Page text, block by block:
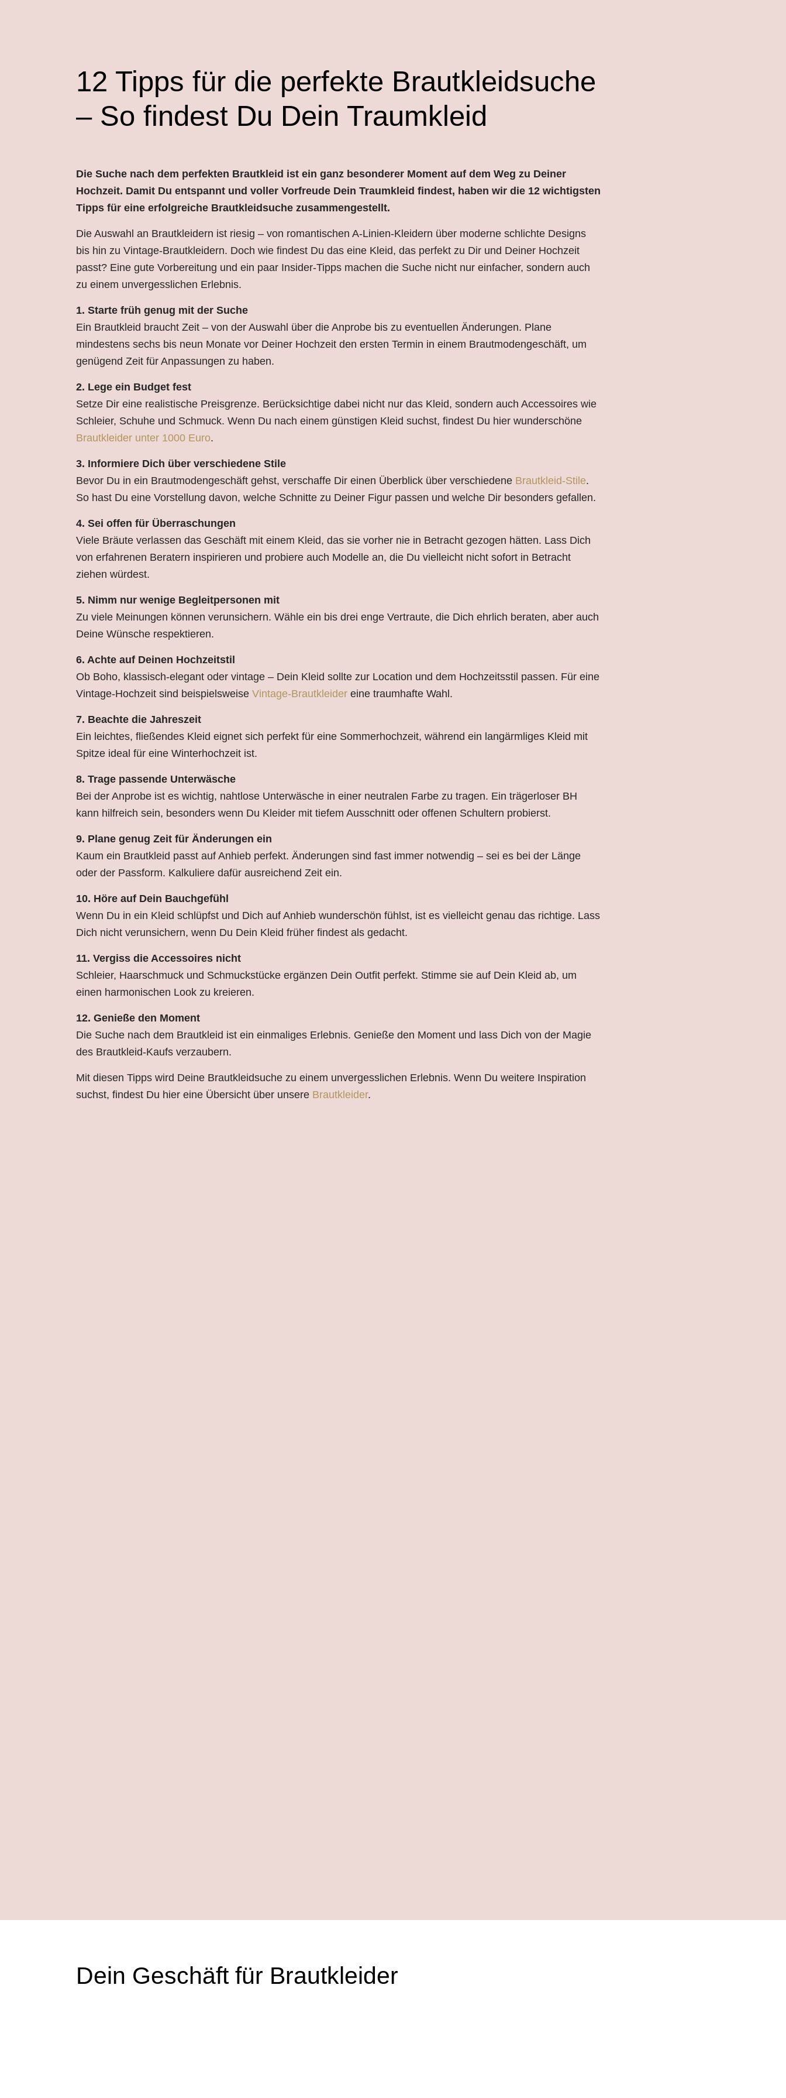
12 Tipps für die perfekte Brautkleidsuche
– So findest Du Dein Traumkleid
Die Suche nach dem perfekten Brautkleid ist ein ganz besonderer Moment auf dem Weg zu Deiner
Hochzeit. Damit Du entspannt und voller Vorfreude Dein Traumkleid findest, haben wir die 12 wichtigsten
Tipps für eine erfolgreiche Brautkleidsuche zusammengestellt.
Die Auswahl an Brautkleidern ist riesig – von romantischen A-Linien-Kleidern über moderne schlichte Designs
bis hin zu Vintage-Brautkleidern. Doch wie findest Du das eine Kleid, das perfekt zu Dir und Deiner Hochzeit
passt? Eine gute Vorbereitung und ein paar Insider-Tipps machen die Suche nicht nur einfacher, sondern auch
zu einem unvergesslichen Erlebnis.
1. Starte früh genug mit der Suche
Ein Brautkleid braucht Zeit – von der Auswahl über die Anprobe bis zu eventuellen Änderungen. Plane
mindestens sechs bis neun Monate vor Deiner Hochzeit den ersten Termin in einem Brautmodengeschäft, um
genügend Zeit für Anpassungen zu haben.
2. Lege ein Budget fest
Setze Dir eine realistische Preisgrenze. Berücksichtige dabei nicht nur das Kleid, sondern auch Accessoires wie
Schleier, Schuhe und Schmuck. Wenn Du nach einem günstigen Kleid suchst, findest Du hier wunderschöne
Brautkleider unter 1000 Euro.
3. Informiere Dich über verschiedene Stile
Bevor Du in ein Brautmodengeschäft gehst, verschaffe Dir einen Überblick über verschiedene Brautkleid-Stile.
So hast Du eine Vorstellung davon, welche Schnitte zu Deiner Figur passen und welche Dir besonders gefallen.
4. Sei offen für Überraschungen
Viele Bräute verlassen das Geschäft mit einem Kleid, das sie vorher nie in Betracht gezogen hätten. Lass Dich
von erfahrenen Beratern inspirieren und probiere auch Modelle an, die Du vielleicht nicht sofort in Betracht
ziehen würdest.
5. Nimm nur wenige Begleitpersonen mit
Zu viele Meinungen können verunsichern. Wähle ein bis drei enge Vertraute, die Dich ehrlich beraten, aber auch
Deine Wünsche respektieren.
6. Achte auf Deinen Hochzeitstil
Ob Boho, klassisch-elegant oder vintage – Dein Kleid sollte zur Location und dem Hochzeitsstil passen. Für eine
Vintage-Hochzeit sind beispielsweiseVintage-Brautkleider eine traumhafte Wahl.
7. Beachte die Jahreszeit
Ein leichtes, fließendes Kleid eignet sich perfekt für eine Sommerhochzeit, während ein langärmliges Kleid mit
Spitze ideal für eine Winterhochzeit ist.
8. Trage passende Unterwäsche
Bei der Anprobe ist es wichtig, nahtlose Unterwäsche in einer neutralen Farbe zu tragen. Ein trägerloser BH
kann hilfreich sein, besonders wenn Du Kleider mit tiefem Ausschnitt oder offenen Schultern probierst.
9. Plane genug Zeit für Änderungen ein
Kaum ein Brautkleid passt auf Anhieb perfekt. Änderungen sind fast immer notwendig – sei es bei der Länge
oder der Passform. Kalkuliere dafür ausreichend Zeit ein.
10. Höre auf Dein Bauchgefühl
Wenn Du in ein Kleid schlüpfst und Dich auf Anhieb wunderschön fühlst, ist es vielleicht genau das richtige. Lass
Dich nicht verunsichern, wenn Du Dein Kleid früher findest als gedacht.
11. Vergiss die Accessoires nicht
Schleier, Haarschmuck und Schmuckstücke ergänzen Dein Outfit perfekt. Stimme sie auf Dein Kleid ab, um
einen harmonischen Look zu kreieren.
12. Genieße den Moment
Die Suche nach dem Brautkleid ist ein einmaliges Erlebnis. Genieße den Moment und lass Dich von der Magie
des Brautkleid-Kaufs verzaubern.
Mit diesen Tipps wird Deine Brautkleidsuche zu einem unvergesslichen Erlebnis. Wenn Du weitere Inspiration
suchst, findest Du hier eine Übersicht über unsere Brautkleider.
Dein Geschäft für Brautkleider